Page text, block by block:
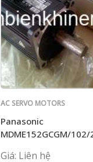
AC SERVO MOTORS
Panasonic
MDME152GCGM/
Giá: Liên hệ